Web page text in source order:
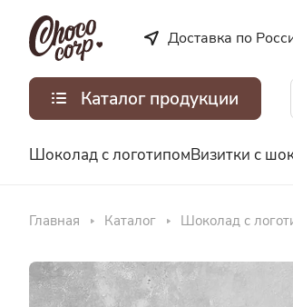
Доставка по
Каталог продукции
Шоколад с логотипомВизитки с
Главная Каталог Шоколад с